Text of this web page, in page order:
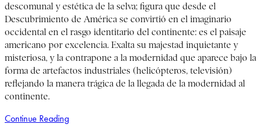
descomunal y estética de la selva; figura que desde el
Descubrimiento de América se convirtió en el imaginario
occidental en el rasgo identitario del continente: es el paisaje
americano por excelencia. Exalta su majestad inquietante y
misteriosa, y la contrapone a la modernidad que aparece bajo la
forma de artefactos industriales (helicópteros, televisión)
reflejando la manera trágica de la llegada de la modernidad al
continente.
Continue Reading